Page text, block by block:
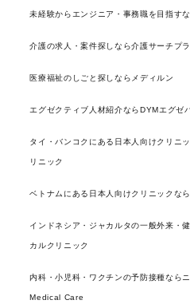
未経験からエンジニア・事務職を目指す
介護の求人・案件探しなら介護サーチプラ
医療福祉のしごと探しならメディルン
エグゼクティブ人材紹介ならDYMエグゼ
タイ・バンコクにある日本人向けクリニ
リニック
ベトナムにある日本人向けクリニックな
インドネシア・ジャカルタの一般外来・
カルクリニック
内科・小児科・ワクチンの予防接種なら
Medical Care